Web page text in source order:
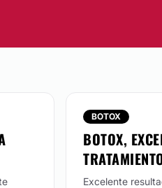
BOTOX
BOTOX,
Excelente